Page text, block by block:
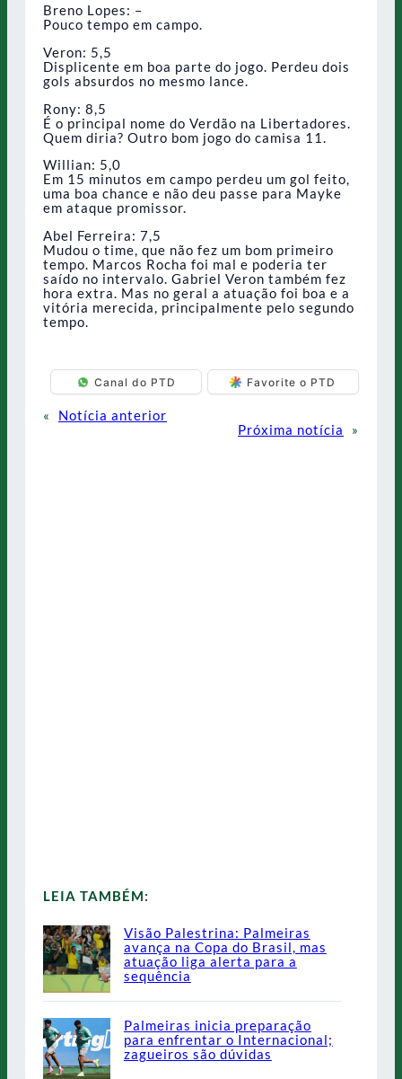
Breno Lopes: –
Pouco tempo em campo.
Veron: 5,5
Displicente em boa parte do jogo. Perdeu dois
gols absurdos no mesmo lance.
Rony: 8,5
É o principal nome do Verdão na Libertadores.
Quem diria? Outro bom jogo do camisa 11.
Willian: 5,0
Em 15 minutos em campo perdeu um gol feito,
uma boa chance e não deu passe para Mayke
em ataque promissor.
Abel Ferreira: 7,5
Mudou o time, que não fez um bom primeiro
tempo. Marcos Rocha foi mal e poderia ter
saído no intervalo. Gabriel Veron também fez
hora extra. Mas no geral a atuação foi boa e a
vitória merecida, principalmente pelo segundo
tempo.
Canal do PTD Favorite o PTD
«
Notícia anterior
Próxima notícia
»
LEIA TAMBÉM:
Visão Palestrina: Palmeiras
avança na Copa do Brasil, mas
atuação liga alerta para a
sequência
Palmeiras inicia preparação
para enfrentar o Internacional;
zagueiros são dúvidas